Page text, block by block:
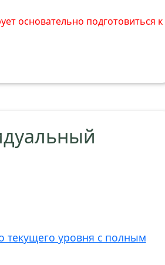
основательно подготовиться к
текущего уровня с полным